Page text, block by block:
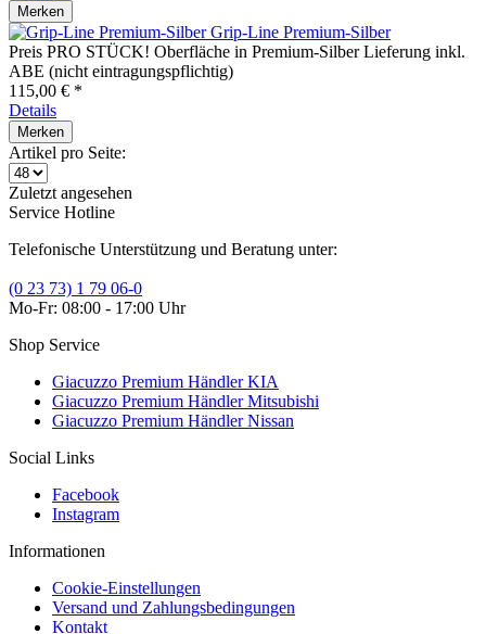
Merken
Grip-Line Premium-Silber
Preis PRO STÜCK! Oberfläche in Premium-Silber Lieferung inkl.
ABE (nicht eintragungspflichtig)
115,00 € *
Details
Merken
Artikel pro Seite:
Zuletzt angesehen
Service Hotline
Telefonische Unterstützung und Beratung unter:
(0 23 73) 1 79 06-0
Mo-Fr: 08:00 - 17:00 Uhr
Shop Service
Giacuzzo Premium Händler KIA
Giacuzzo Premium Händler Mitsubishi
Giacuzzo Premium Händler Nissan
Social Links
Facebook
Instagram
Informationen
Cookie-Einstellungen
Versand und Zahlungsbedingungen
Kontakt